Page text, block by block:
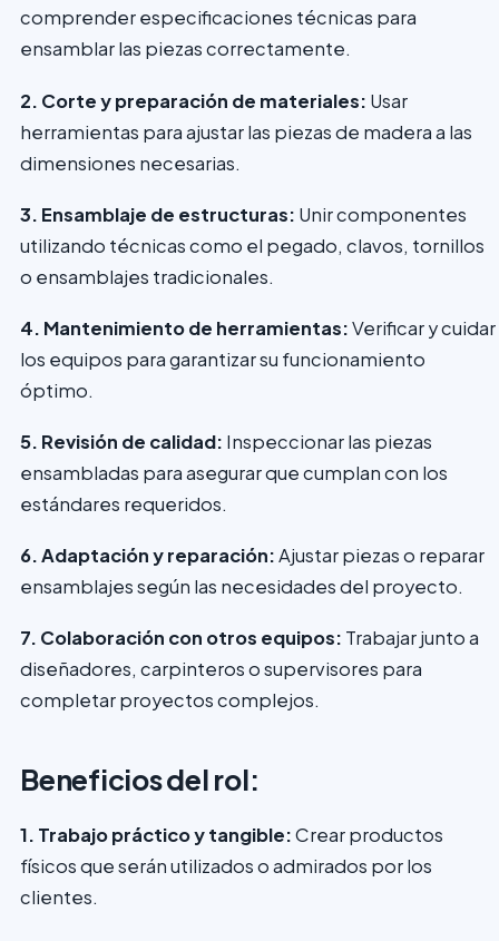
comprender especificaciones técnicas para
ensamblar las piezas correctamente.
2. Corte y preparación de materiales: Usar
herramientas para ajustar las piezas de madera a las
dimensiones necesarias.
3. Ensamblaje de estructuras: Unir componentes
utilizando técnicas como el pegado, clavos, tornillos
o ensamblajes tradicionales.
4. Mantenimiento de herramientas:Verificar y cuidar
los equipos para garantizar su funcionamiento
óptimo.
5. Revisión de calidad: Inspeccionar las piezas
ensambladas para asegurar que cumplan con los
estándares requeridos.
6. Adaptación y reparación:Ajustar piezas o reparar
ensamblajes según las necesidades del proyecto.
7. Colaboración con otros equipos: Trabajar junto a
diseñadores, carpinteros o supervisores para
completar proyectos complejos.
Beneficios del rol:
1. Trabajo práctico y tangible:Crear productos
físicos que serán utilizados o admirados por los
clientes.